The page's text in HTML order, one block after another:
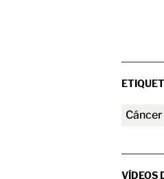
VÍDEOS